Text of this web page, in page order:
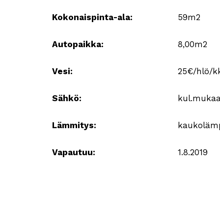
Kokonaispinta-ala: 59m2
Autopaikka: 8,00m2
Vesi: 25€/hlö/
Sähkö:
Lämmitys:
Vapautuu: 1.8.2019